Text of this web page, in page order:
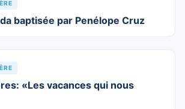
baptisée par Penélope Cruz
«Les vacances qui nous